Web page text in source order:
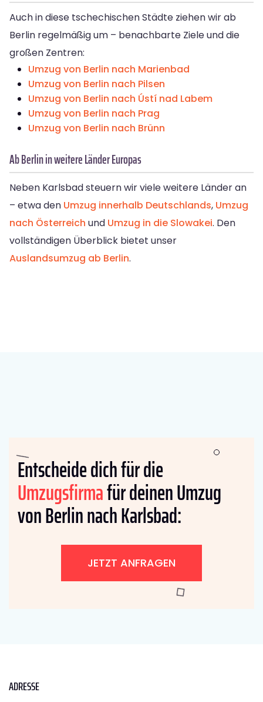
Auch in diese tschechischen Städte ziehen wir ab
Berlin regelmäßig um – benachbarte Ziele und die
großen Zentren:
Umzug von Berlin nach Marienbad
Umzug von Berlin nach Pilsen
Umzug von Berlin nach Ústí nad Labem
Umzug von Berlin nach Prag
Umzug von Berlin nach Brünn
Ab Berlin in weitere Länder Europas
Neben Karlsbad steuern wir viele weitere Länder an
– etwa den Umzug innerhalb Deutschlands, Umzug
nach Österreich und Umzug in die Slowakei. Den
vollständigen Überblick bietet unser
Auslandsumzug ab Berlin.
Entscheide dich für die
Umzugsfirmafür deinen Umzug
von Berlin nach Karlsbad:
JETZT ANFRAGEN
ADRESSE